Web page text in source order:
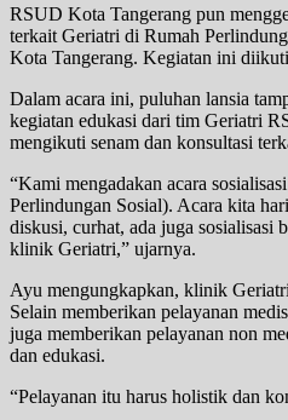
RSUD Kota Tangerang pun
terkait Geriatri di Rumah
Kota Tangerang. Kegiatan ini
Dalam acara ini, puluhan lansia
kegiatan edukasi dari tim Geriatri
mengikuti senam dan konsultasi
“Kami mengadakan acara
Perlindungan Sosial). Acara kita
diskusi, curhat, ada juga sosialisasi
klinik Geriatri,” ujarnya.
Ayu mengungkapkan, klinik
Selain memberikan pelayanan
juga memberikan pelayanan non
dan edukasi.
“Pelayanan itu harus holistik dan